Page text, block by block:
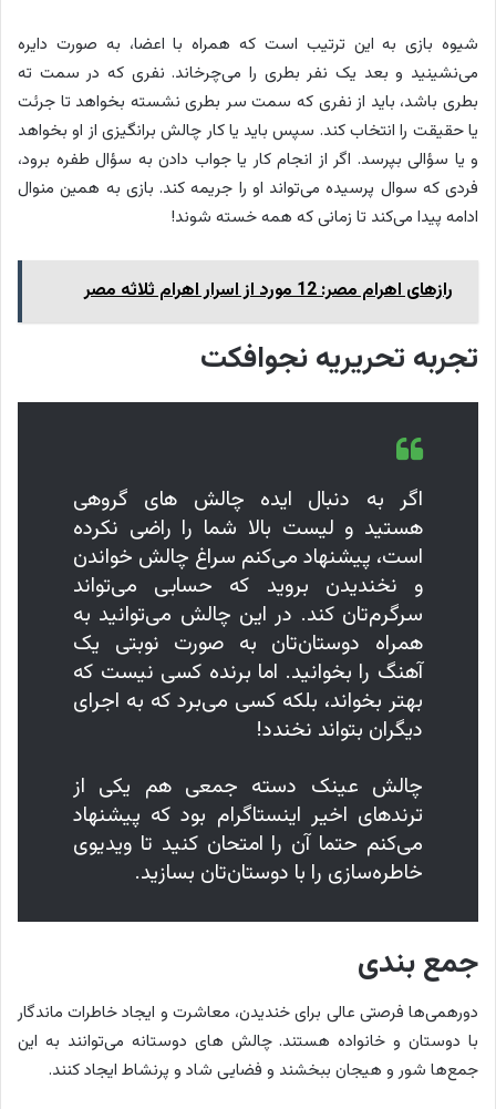
شیوه بازی به این ترتیب است که همراه با اعضا، به صورت دایره
می‌نشینید و بعد یک نفر بطری را می‎‌چرخاند. نفری که در سمت ته
بطری باشد، باید از نفری که سمت سر بطری نشسته بخواهد تا جرئت
یا حقیقت را انتخاب کند. سپس باید یا کار چالش برانگیزی از او بخواهد
و یا سؤالی بپرسد. اگر از انجام کار یا جواب دادن به سؤال طفره برود،
فردی که سوال پرسیده می‌تواند او را جریمه کند. بازی به همین منوال
ادامه پیدا می‌کند تا زمانی که همه خسته شوند!
رازهای اهرام مصر: 12 مورد از اسرار اهرام ثلاثه مصر
تجربه تحریریه نجوافکت
اگر به دنبال ایده چالش های گروهی
هستید و لیست بالا شما را راضی نکرده
است، پیشنهاد می‌کنم سراغ چالش خواندن
و نخندیدن بروید که حسابی می‌تواند
سرگرم‌تان کند. در این چالش می‌توانید به
همراه دوستان‌تان به صورت نوبتی یک
آهنگ را بخوانید. اما برنده کسی نیست که
بهتر بخواند، بلکه کسی می‌برد که به اجرای
دیگران بتواند نخندد!
چالش عینک دسته جمعی هم یکی از
ترندهای اخیر اینستاگرام بود که پیشنهاد
می‌کنم حتما آن را امتحان کنید تا ویدیوی
خاطره‌سازی را با دوستان‌تان بسازید.
جمع بندی
دورهمی‌ها فرصتی عالی برای خندیدن، معاشرت و ایجاد خاطرات ماندگار
با دوستان و خانواده هستند. چالش های دوستانه می‌توانند به این
جمع‌ها شور و هیجان ببخشند و فضایی شاد و پرنشاط ایجاد کنند.